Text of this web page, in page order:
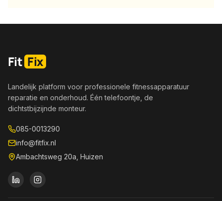
Fit Fix
Landelijk platform voor professionele fitnessapparatuur
reparatie en onderhoud. Één telefoontje, de
dichtstbijzijnde monteur.
085-0013290
info@fitfix.nl
Ambachtsweg 20a, Huizen